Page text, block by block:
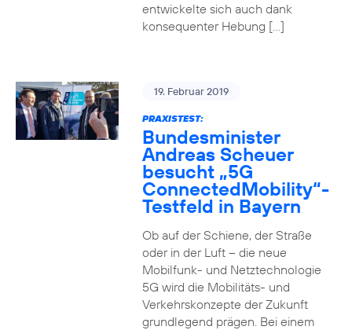
entwickelte sich auch dank
konsequenter Hebung […]
19. Februar 2019
PRAXISTEST:
Bundesminister
Andreas Scheuer
besucht „5G
ConnectedMobility“-
Testfeld in Bayern
Ob auf der Schiene, der Straße
oder in der Luft – die neue
Mobilfunk- und Netztechnologie
5G wird die Mobilitäts- und
Verkehrskonzepte der Zukunft
grundlegend prägen. Bei einem